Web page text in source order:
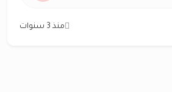
منذ 3 سنوات